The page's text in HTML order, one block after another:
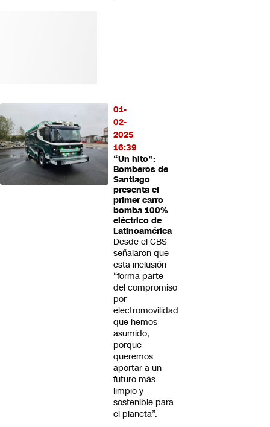
01-
02-
2025
16:39
“Un hito”:
Bomberos de
Santiago
presenta el
primer carro
bomba 100%
eléctrico de
Latinoamérica
Desde el CBS
señalaron que
esta inclusión
“forma parte
del compromiso
por
electromovilidad
que hemos
asumido,
porque
queremos
aportar a un
futuro más
limpio y
sostenible para
el planeta”.